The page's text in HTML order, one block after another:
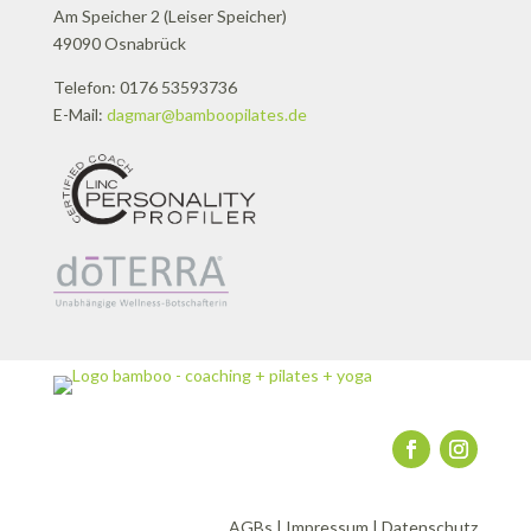
Am Speicher 2 (Leiser Speicher)
49090 Osnabrück
Telefon: 0176 53593736
E-Mail: dagmar@bamboopilates.de
AGBs | Impressum |Datenschutz